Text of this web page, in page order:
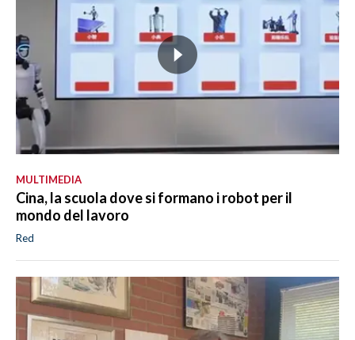
MULTIMEDIA
Cina, la scuola dove si formano i robot per il
mondo del lavoro
Red